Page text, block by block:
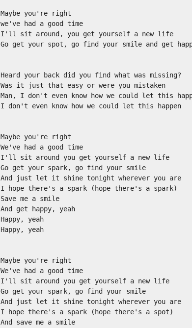
Maybe you're right
we've had a good time
I'll sit around, you get yourself a new life
Go get your spot, go find your smile and get
Heard your back did you find what was missing?
Was it just that easy or were you mistaken
Man, I don't even know how we could let this
I don't even know how we could let this happen
Maybe you're right
We've had a good time
I'll sit around you get yourself a new life
Go get your spark, go find your smile
And just let it shine tonight wherever you are
I hope there's a spark (hope there's a spark)
Save me a smile
And get happy, yeah
Happy, yeah
Happy, yeah
Maybe you're right
We've had a good time
I'll sit around you get yourself a new life
Go get your spark, go find your smile
And just let it shine tonight wherever you are
I hope there's a spark (hope there's a spot)
And save me a smile